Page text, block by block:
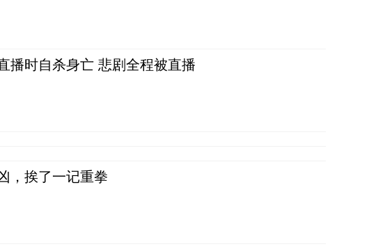
播时自杀身亡 悲剧全程被直播
，挨了一记重拳